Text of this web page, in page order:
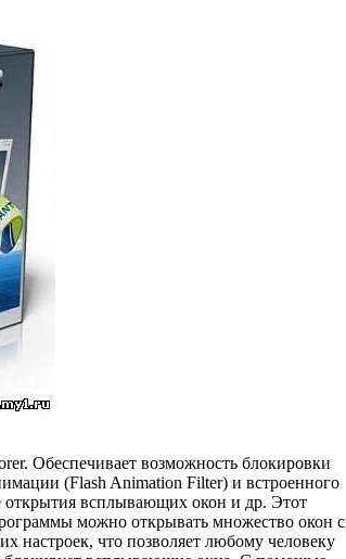
Обеспечивает возможность блокировки
(Flash Animation Filter) и встроенного
открытия всплывающих окон и др. Этот
можно открывать множество окон с
настроек, что позволяет любому человеку